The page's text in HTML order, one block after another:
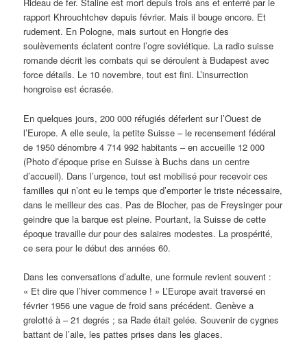
Rideau de fer. Staline est mort depuis trois ans et enterré par le
rapport Khrouchtchev depuis février. Mais il bouge encore. Et
rudement. En Pologne, mais surtout en Hongrie des
soulèvements éclatent contre l’ogre soviétique. La radio suisse
romande décrit les combats qui se déroulent à Budapest avec
force détails. Le 10 novembre, tout est fini. L’insurrection
hongroise est écrasée.
En quelques jours, 200 000 réfugiés déferlent sur l’Ouest de
l’Europe. A elle seule, la petite Suisse – le recensement fédéral
de 1950 dénombre 4 714 992 habitants – en accueille 12 000
(Photo d’époque prise en Suisse à Buchs dans un centre
d’accueil). Dans l’urgence, tout est mobilisé pour recevoir ces
familles qui n’ont eu le temps que d’emporter le triste nécessaire,
dans le meilleur des cas. Pas de Blocher, pas de Freysinger pour
geindre que la barque est pleine. Pourtant, la Suisse de cette
époque travaille dur pour des salaires modestes. La prospérité,
ce sera pour le début des années 60.
Dans les conversations d’adulte, une formule revient souvent :
« Et dire que l’hiver commence ! » L’Europe avait traversé en
février 1956 une vague de froid sans précédent. Genève a
grelotté à – 21 degrés ; sa Rade était gelée. Souvenir de cygnes
battant de l’aile, les pattes prises dans les glaces.